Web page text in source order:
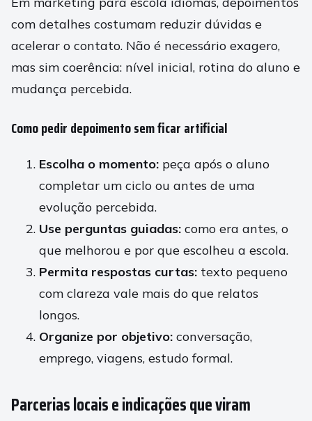
com detalhes costumam reduzir dúvidas e
acelerar o contato. Não é necessário exagero,
mas sim coerência: nível inicial, rotina do aluno e
mudança percebida.
Como pedir depoimento sem ficar artificial
Escolha o momento: peça após o aluno
completar um ciclo ou antes de uma
evolução percebida.
Use perguntas guiadas: como era antes, o
que melhorou e por que escolheu a escola.
Permita respostas curtas: texto pequeno
com clareza vale mais do que relatos
longos.
Organize por objetivo: conversação,
emprego, viagens, estudo formal.
Parcerias locais e indicações que viram